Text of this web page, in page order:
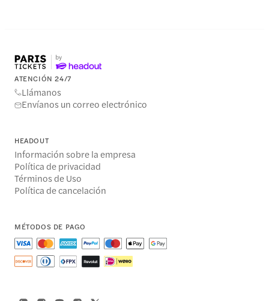
ATENCIÓN 24/7
Llámanos
Envíanos un correo electrónico
HEADOUT
Información sobre la empresa
Política de privacidad
Términos de Uso
Política de cancelación
MÉTODOS DE PAGO